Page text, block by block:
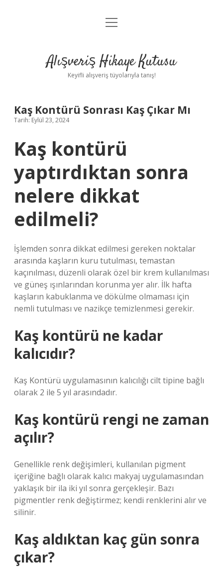
Anasayfa
Yasal Uyarı
menüyü
Alışveriş Hikaye Kutusu
Keyifli alışveriş tüyolarıyla tanış!
Kaş Kontürü Sonrası Kaş Çıkar Mı
Tarih: Eylül 23, 2024
Kaş kontürü
yaptırdıktan sonra
nelere dikkat
edilmeli?
İşlemden sonra dikkat edilmesi gereken noktalar
arasında kaşların kuru tutulması, temastan
kaçınılması, düzenli olarak özel bir krem ​​kullanılması
ve güneş ışınlarından korunma yer alır. İlk hafta
kaşların kabuklanma ve dökülme olmaması için
nemli tutulması ve nazikçe temizlenmesi gerekir.
Kaş kontürü ne kadar
kalıcıdır?
Kaş Kontürü uygulamasının kalıcılığı cilt tipine bağlı
olarak 2 ile 5 yıl arasındadır.
Kaş kontürü rengi ne zaman
açılır?
Genellikle renk değişimleri, kullanılan pigment
içeriğine bağlı olarak kalıcı makyaj uygulamasından
yaklaşık bir ila iki yıl sonra gerçekleşir. Bazı
pigmentler renk değiştirmez; kendi renklerini alır ve
silinir.
Kaş aldıktan kaç gün sonra
çıkar?